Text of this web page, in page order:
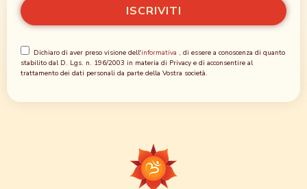
Dichiaro di aver preso visione dell'informativa , di essere a conoscenza di quanto
stabilito dal D. Lgs. n. 196/2003 in materia di Privacy e di acconsentire al
trattamento dei dati personali da parte della Vostra società.